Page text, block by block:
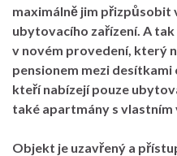
maximálně jim přizpůsobit
ubytovacího zařízení. A
v novém provedení, který
pensionem mezi
kteří nabízejí pouze
také apartmány s vlastním
Objekt je uzavřený a